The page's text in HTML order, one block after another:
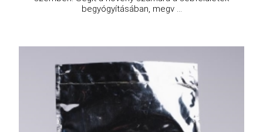
begyógyításában, megv ...